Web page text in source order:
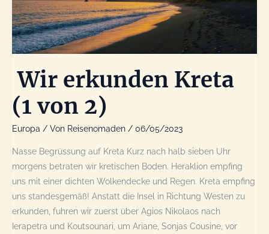
Wir erkunden Kreta
(1 von 2)
Europa / Von Reisenomaden / 06/05/2023
Nasse Begrüssung auf Kreta Kurz nach halb sieben Uhr
morgens betraten wir kretischen Boden. Heraklion empfing
uns mit einer dichten Wolkendecke und Regen. Kreta empfing
uns standesgemäß! Anstatt die Insel in Richtung Westen zu
erkunden, fuhren wir zuerst über Agios Nikolaos nach
Ierapetra und Koutsounari, um Ariane, Sonjas Cousine, vor